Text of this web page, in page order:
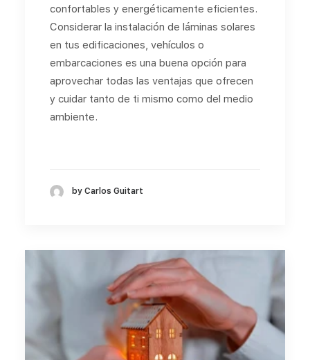
confortables y energéticamente eficientes.
Considerar la instalación de láminas solares
en tus edificaciones, vehículos o
embarcaciones es una buena opción para
aprovechar todas las ventajas que ofrecen
y cuidar tanto de ti mismo como del medio
ambiente.
by Carlos Guitart